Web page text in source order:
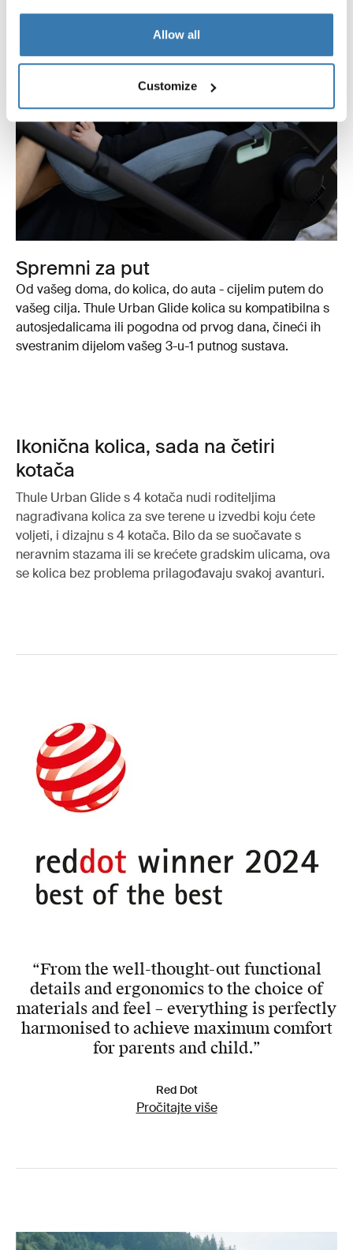
Allow all
Customize
Spremni za put
Od vašeg doma, do kolica, do auta - cijelim putem do
vašeg cilja. Thule Urban Glide kolica su kompatibilna s
autosjedalicama ili pogodna od prvog dana, čineći ih
svestranim dijelom vašeg 3-u-1 putnog sustava.
Ikonična kolica, sada na četiri
kotača
Thule Urban Glide s 4 kotača nudi roditeljima
nagrađivana kolica za sve terene u izvedbi koju ćete
voljeti, i dizajnu s 4 kotača. Bilo da se suočavate s
neravnim stazama ili se krećete gradskim ulicama, ova
se kolica bez problema prilagođavaju svakoj avanturi.
“From the well-thought-out functional
details and ergonomics to the choice of
materials and feel – everything is perfectly
harmonised to achieve maximum comfort
for parents and child.”
Red Dot
Pročitajte više